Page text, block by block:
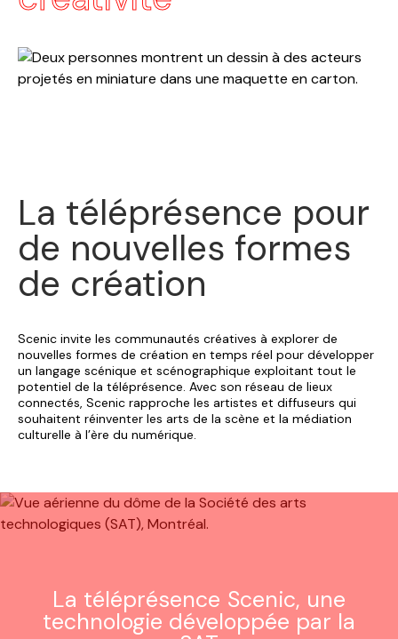
La téléprésence pour
de nouvelles formes
de création
Scenic invite les communautés créatives à explorer de
nouvelles formes de création en temps réel pour développer
un langage scénique et scénographique exploitant tout le
potentiel de la téléprésence. Avec son réseau de lieux
connectés, Scenic rapproche les artistes et diffuseurs qui
souhaitent réinventer les arts de la scène et la médiation
culturelle à l’ère du numérique.
La téléprésence Scenic, une
technologie développée par la